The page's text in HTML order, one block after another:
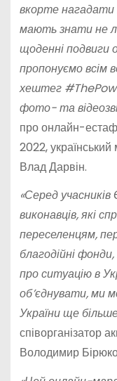
вкорте нагадати
мають знати не
щоденні подвиги
пропонуємо всім
хештег
фото- та
про онлайн-
2022,
Влад Дарвін.
«Серед
виконавців, які
переселенцям,
благодійні
про ситуацію в
об’єднувати, ми
України ще
співорганізатор
Володимир